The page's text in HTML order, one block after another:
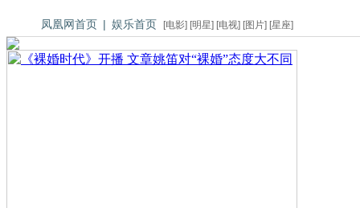
凤凰网首页 | 娱乐首页 [电影] [明星] [电视] [图片] [星座]